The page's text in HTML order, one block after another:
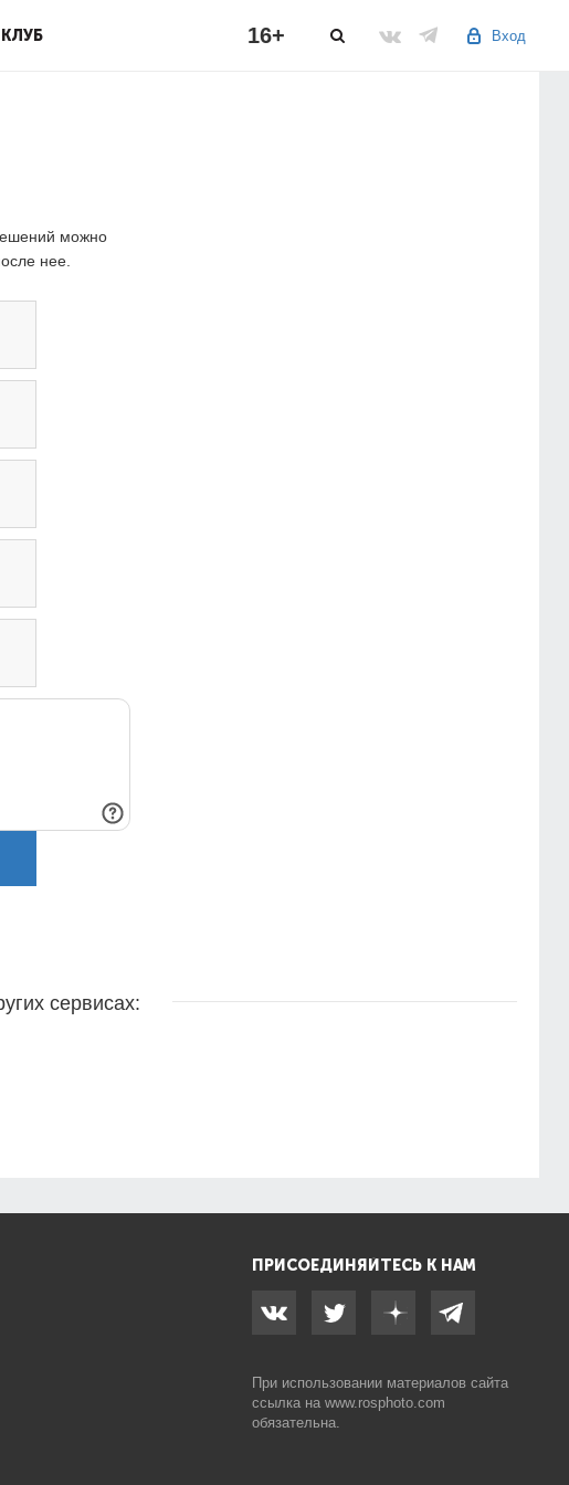
КЛУБ Вход
16+
можно
нее.
сервисах:
ПРИСОЕДИНЯЙТЕСЬ К НАМ
При использовании материалов сайта
ссылка на www.rosphoto.com
обязательна.